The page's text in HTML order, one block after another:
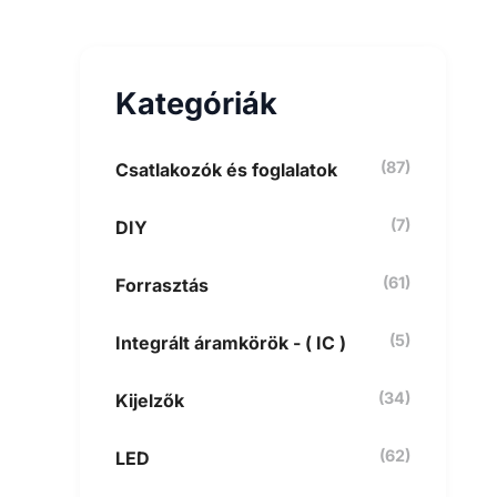
a
k
v
k
ő
e
Kategóriák
Csatlakozók és foglalatok (87)
DIY (7)
Forrasztás (61)
Integrált áramkörök - ( IC ) (5)
Kijelzők (34)
LED (62)